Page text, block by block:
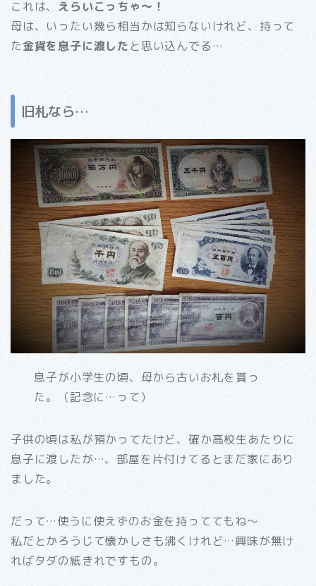
これは、 えらいこっちゃ～！
母は、いったい幾ら相当かは知らないけれど、持って
た金貨を息子に渡した と思い込んでる…
旧札なら…
息子が小学生の頃、母から古いお札を貰っ
た。（記念に…って）
子供の頃は私が預かってたけど、確か高校生あたりに
息子に渡したが…、部屋を片付けてるとまだ家にあり
ました。
だって…使うに使えずのお金を持っててもね～
私だとかろうじて懐かしさも沸くけれど…興味が無け
ればタダの紙きれですもの。